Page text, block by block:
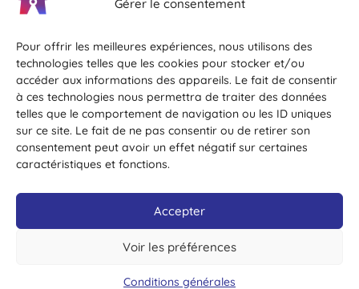
Gérer le consentement
Pour offrir les meilleures expériences, nous utilisons des
technologies telles que les cookies pour stocker et/ou
accéder aux informations des appareils. Le fait de consentir
à ces technologies nous permettra de traiter des données
telles que le comportement de navigation ou les ID uniques
sur ce site. Le fait de ne pas consentir ou de retirer son
consentement peut avoir un effet négatif sur certaines
caractéristiques et fonctions.
Accepter
Voir les préférences
Conditions générales
Foire à questions
A PROPOS
Conditions générales